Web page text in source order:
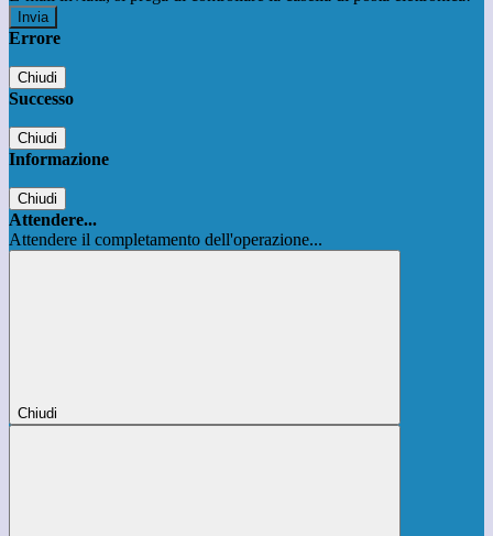
Errore
Chiudi
Successo
Chiudi
Informazione
Chiudi
Attendere...
Attendere il completamento dell'operazione...
Chiudi